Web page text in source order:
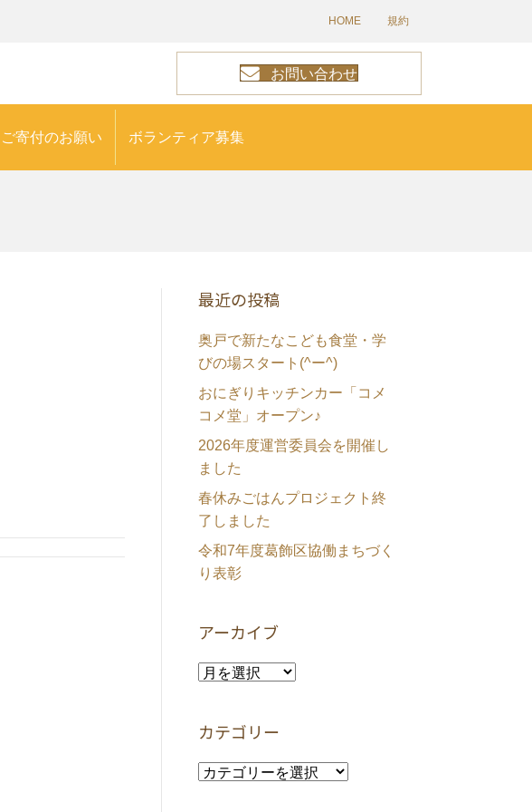
HOME 規約
お問い合わせ
ご寄付のお願い ボランティア募集
最近の投稿
奥戸で新たなこども食堂・学
びの場スタート(^ー^)
おにぎりキッチンカー「コメ
コメ堂」オープン♪
2026年度運営委員会を開催し
ました
春休みごはんプロジェクト終
了しました
令和7年度葛飾区協働まちづく
り表彰
アーカイブ
ア
イ
ブ
カテゴリー
カ